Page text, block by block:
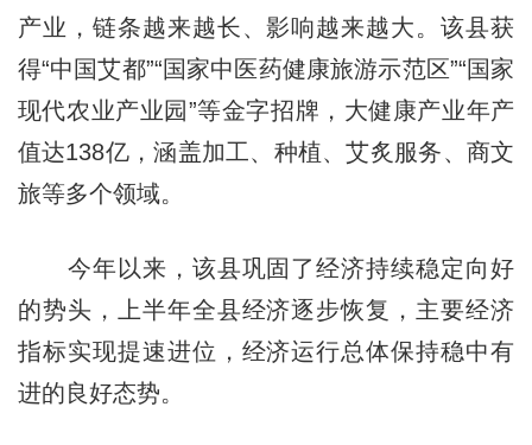
产业，链条越来越长、影响越来越大。该县获
得“中国艾都”“国家中医药健康旅游示范区”“国家
现代农业产业园”等金字招牌，大健康产业年产
值达138亿，涵盖加工、种植、艾炙服务、商文
旅等多个领域。
今年以来，该县巩固了经济持续稳定向好
的势头，上半年全县经济逐步恢复，主要经济
指标实现提速进位，经济运行总体保持稳中有
进的良好态势。